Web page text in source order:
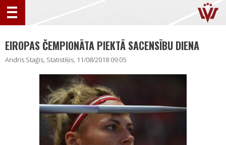
EIROPAS ČEMPIONĀTA PIEKTĀ SACENSĪBU DIENA
Andris Staģis, Statistiķis, 11/08/2018 09:05